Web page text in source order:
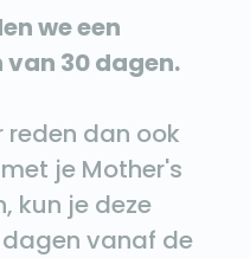
we een
30 dagen.
dan ook
je Mother's
kun je deze